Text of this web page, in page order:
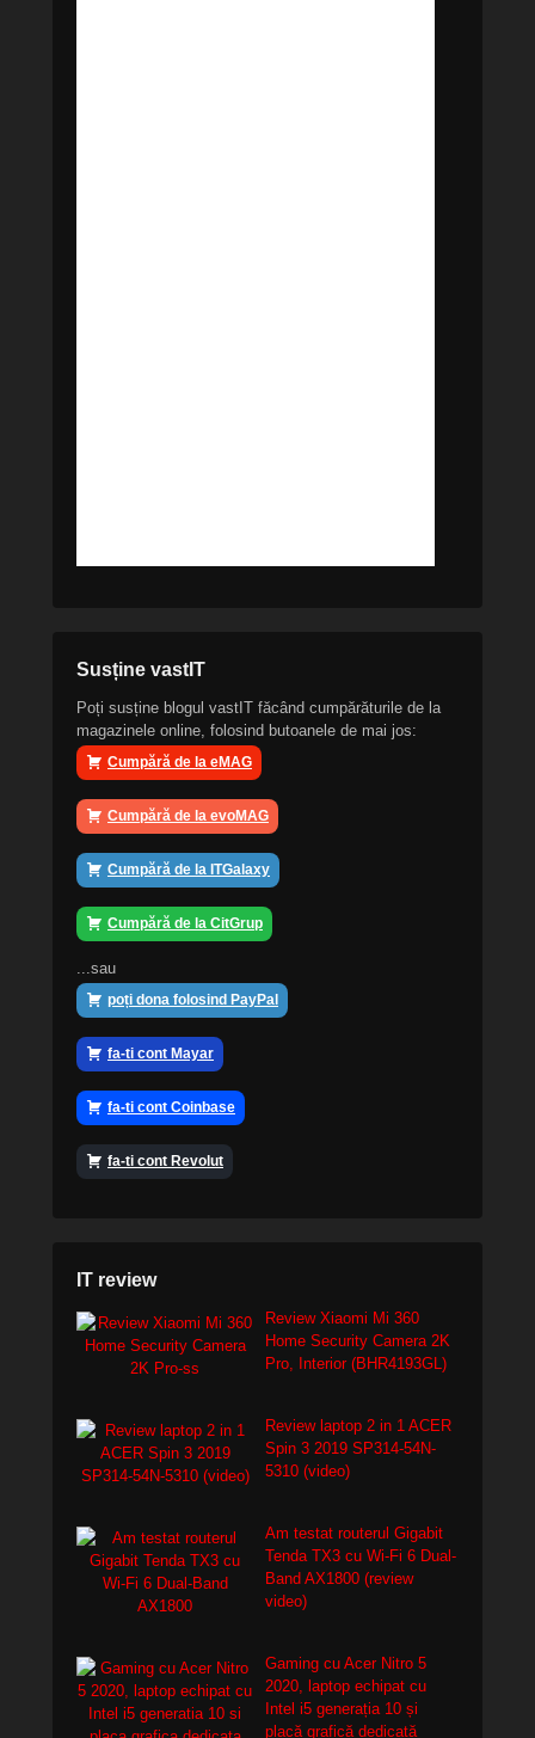
Susține vastIT
Poți susține blogul vastIT făcând cumpărăturile de la
magazinele online, folosind butoanele de mai jos:
Cumpără de la eMAG
Cumpără de la evoMAG
Cumpără de la ITGalaxy
Cumpără de la CitGrup
...sau
poți dona folosind PayPal
fa-ti cont Mayar
fa-ti cont Coinbase
fa-ti cont Revolut
IT review
Review Xiaomi Mi 360
Home Security Camera 2K
Pro, Interior (BHR4193GL)
Review laptop 2 in 1 ACER
Spin 3 2019 SP314-54N-
5310 (video)
Am testat routerul Gigabit
Tenda TX3 cu Wi-Fi 6 Dual-
Band AX1800 (review
video)
Gaming cu Acer Nitro 5
2020, laptop echipat cu
Intel i5 generația 10 și
placă grafică dedicată